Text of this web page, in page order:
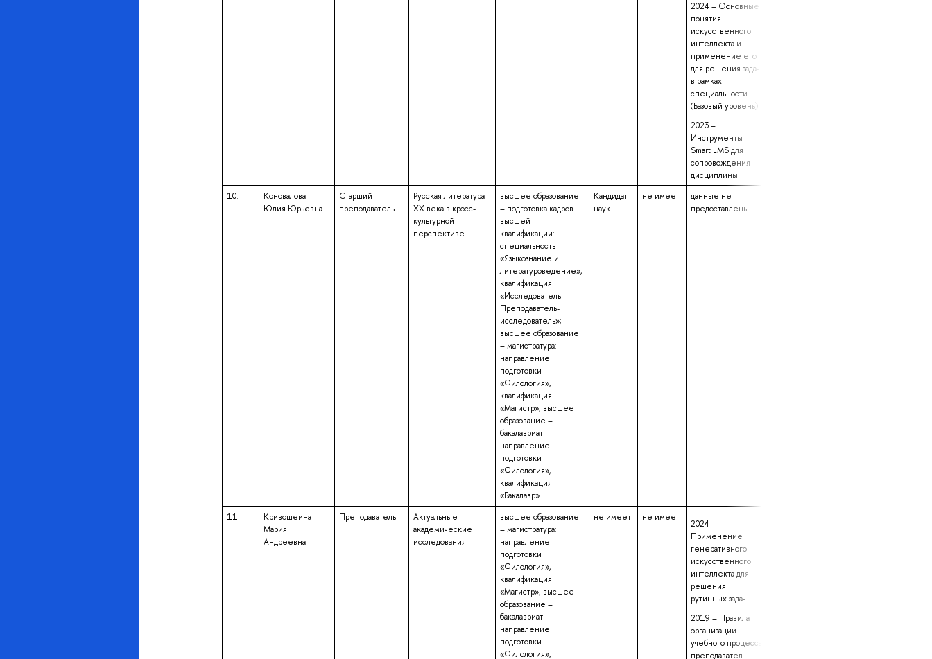
2024 – Основные
понятия
искусственного
интеллекта и
применение его
для решения задач
в рамках
специальности
(Базовый уровень)
2023 –
Инструменты
Smart LMS для
сопровождения
дисциплины
10.
Коновалова
Юлия Юрьевна
Старший
преподаватель
Русская литература
XX века в кросс-
культурной
перспективе
высшее образование
– подготовка кадров
высшей
квалификации:
специальность
«Языкознание и
литературоведение»,
квалификация
«Исследователь.
Преподаватель-
исследователь»;
высшее образование
– магистратура:
направление
подготовки
«Филология»,
квалификация
«Магистр»; высшее
образование –
бакалавриат:
направление
подготовки
«Филология»,
квалификация
«Бакалавр»
Кандидат
наук
не имеет
данные не
предоставлены
11.
Кривошеина
Мария
Андреевна
Преподаватель
Актуальные
академические
исследования
высшее образование
– магистратура:
направление
подготовки
«Филология»,
квалификация
«Магистр»; высшее
образование –
бакалавриат:
направление
подготовки
«Филология»,
не имеет не имеет
2024 –
Применение
генеративного
искусственного
интеллекта для
решения
рутинных задач
2019 – Правила
организации
учебного процесса
преподавател